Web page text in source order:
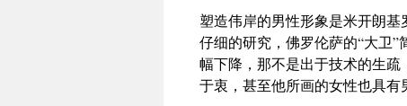
塑造伟岸的男性形象是米开朗
仔细的研究，佛罗伦萨的“大卫
幅下降，那不是出于技术的生
于衷，甚至他所画的女性也具有